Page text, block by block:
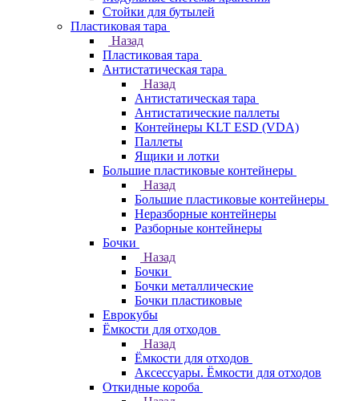
Стойки для бутылей
Пластиковая тара
Назад
Пластиковая тара
Антистатическая тара
Назад
Антистатическая тара
Антистатические паллеты
Контейнеры KLT ESD (VDA)
Паллеты
Ящики и лотки
Большие пластиковые контейнеры
Назад
Большие пластиковые контейнеры
Неразборные контейнеры
Разборные контейнеры
Бочки
Назад
Бочки
Бочки металлические
Бочки пластиковые
Еврокубы
Ёмкости для отходов
Назад
Ёмкости для отходов
Аксессуары. Ёмкости для отходов
Откидные короба